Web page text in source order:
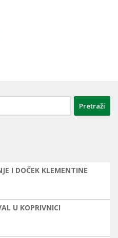
I DOČEK KLEMENTINE
U KOPRIVNICI